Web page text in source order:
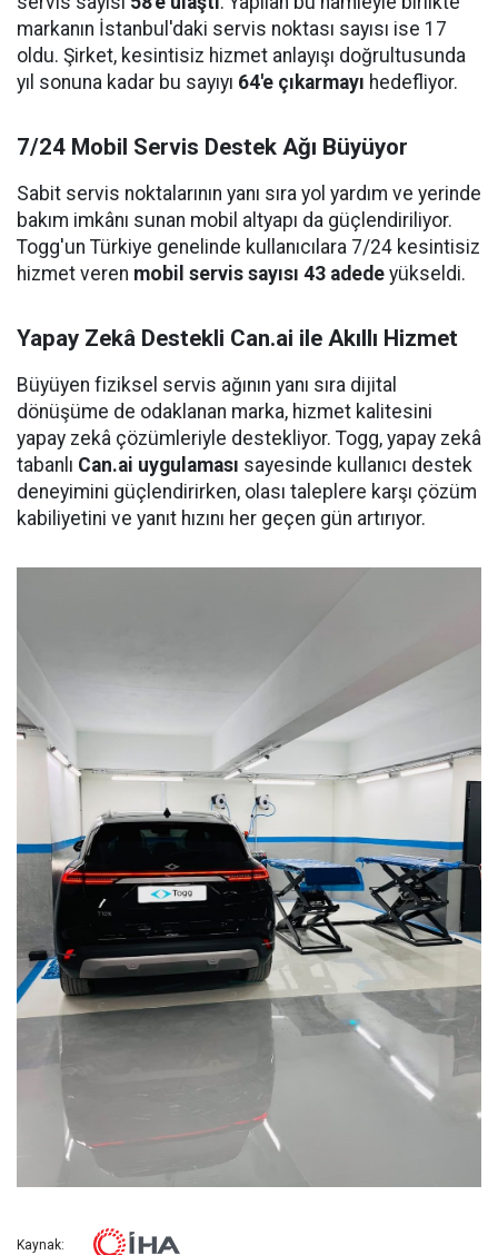
markanın İstanbul'daki servis noktası sayısı ise 17
oldu. Şirket, kesintisiz hizmet anlayışı doğrultusunda
yıl sonuna kadar bu sayıyı 64'e çıkarmayı hedefliyor.
7/24 Mobil Servis Destek Ağı Büyüyor
Sabit servis noktalarının yanı sıra yol yardım ve yerinde
bakım imkânı sunan mobil altyapı da güçlendiriliyor.
Togg'un Türkiye genelinde kullanıcılara 7/24 kesintisiz
hizmet veren mobil servis sayısı 43 adede yükseldi.
Yapay Zekâ Destekli Can.ai ile Akıllı Hizmet
Büyüyen fiziksel servis ağının yanı sıra dijital
dönüşüme de odaklanan marka, hizmet kalitesini
yapay zekâ çözümleriyle destekliyor. Togg, yapay zekâ
tabanlı Can.ai uygulaması sayesinde kullanıcı destek
deneyimini güçlendirirken, olası taleplere karşı çözüm
kabiliyetini ve yanıt hızını her geçen gün artırıyor.
Kaynak: